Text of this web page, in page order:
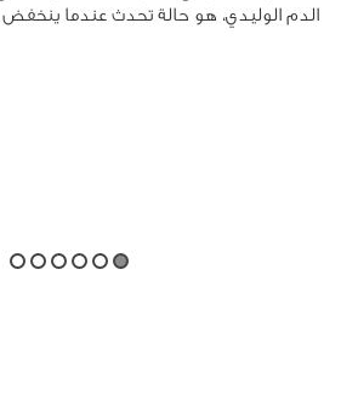
الدم الوليدي، هو حالة تحدث عندما